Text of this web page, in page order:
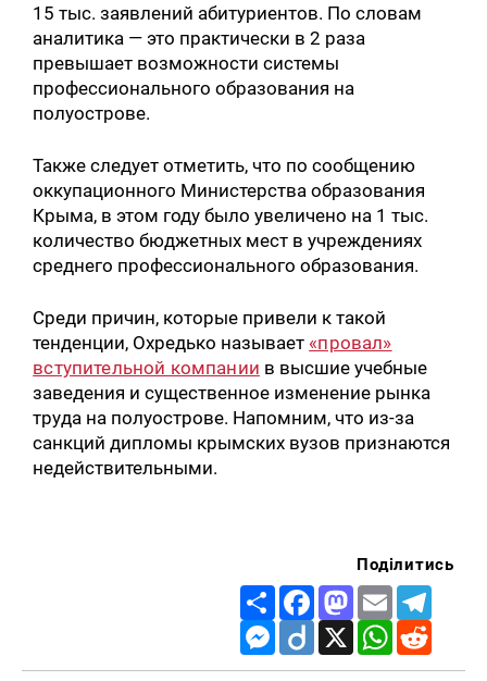
15 тыс. заявлений абитуриентов. По словам
аналитика — это практически в 2 раза
превышает возможности системы
профессионального образования на
полуострове.
Также следует отметить, что по сообщению
оккупационного Министерства образования
Крыма, в этом году было увеличено на 1 тыс.
количество бюджетных мест в учреждениях
среднего профессионального образования.
Среди причин, которые привели к такой
тенденции, Охредько называет «провал»
вступительной компании в высшие учебные
заведения и существенное изменение рынка
труда на полуострове. Напомним, что из-за
санкций дипломы крымских вузов признаются
недействительными.
Поділитись
Share FacebookMastodon
Email
Messenger
Diigo X WhatsApp